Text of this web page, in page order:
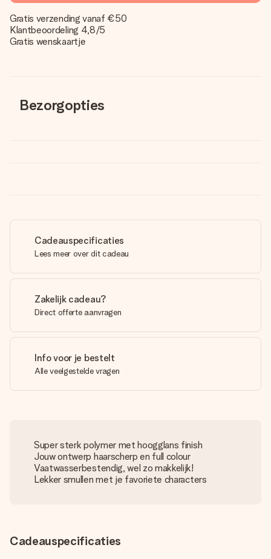
Gratis verzending vanaf €50
Klantbeoordeling 4,8/5
Gratis wenskaartje
Bezorgopties
Cadeauspecificaties
Lees meer over dit cadeau
Zakelijk cadeau?
Direct offerte aanvragen
Info voor je bestelt
Alle veelgestelde vragen
Super sterk polymer met hoogglans finish
Jouw ontwerp haarscherp en full colour
Vaatwasserbestendig, wel zo makkelijk!
Lekker smullen met je favoriete characters
Cadeauspecificaties